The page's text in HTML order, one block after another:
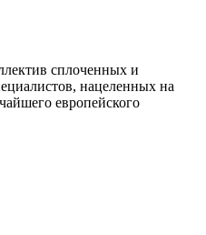
сплоченных и
нацеленных на
европейского